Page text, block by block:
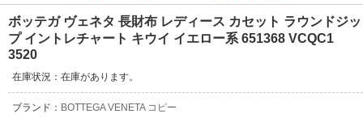
ボッテガ ヴェネタ 長財布 レディース カセット ラウンドジッ
プ イントレチャート キウイ イエロー系 651368 VCQC1
3520
在庫状況：在庫があります。
ブランド： BOTTEGA VENETA コピー